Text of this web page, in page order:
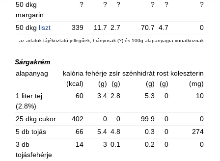
50 dkg
margarin
? ? ? ? ? ?
50 dkg liszt 339 11.7 2.7 70.7 4.7 0
az adatok tájékoztató jellegűek, hiányosak (?) és 100g alapanyagra vonatkoznak
Sárgakrém
alapanyag
kalória
(kcal)
fehérje
(g)
zsír
(g)
szénhidrát
(g)
rost
(g)
koleszterin
(mg)
1 liter tej
(2.8%)
60 3.4 2.8 5.3 0 10
25 dkg cukor 402 0 0 99.9 0
0
5 db tojás
66 5.4 4.8 0.3 0
274
3 db
tojásfehérje
14 3 0.1 0.2 0 0